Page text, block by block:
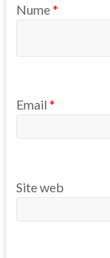
Nume*
Email *
Site web